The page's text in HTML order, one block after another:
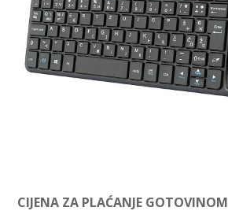
CIJENA ZA PLAĆANJE GOTOVINOM